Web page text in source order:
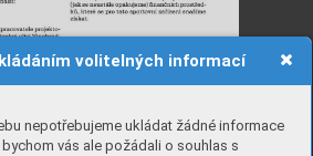
volitelných informací
nepotřebujeme ukládat žádné informace
vás ale požádali o souhlas s